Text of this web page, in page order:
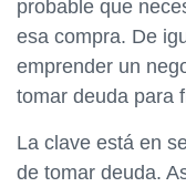
probable que
esa compra. De
emprender un
tomar deuda para
La clave está en
de tomar deuda.